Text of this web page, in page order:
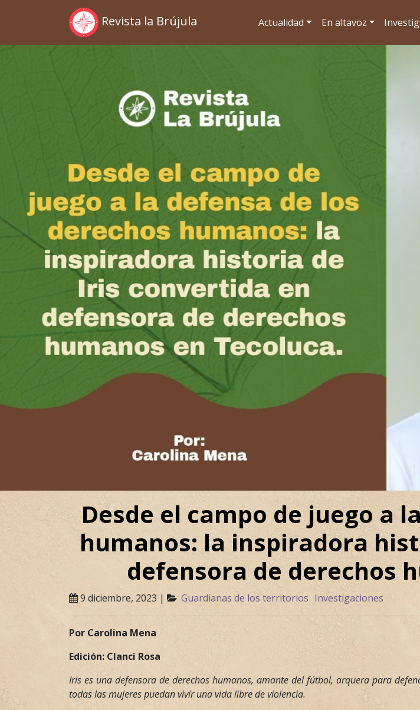
Revista la Brújula Actualidad En altavoz
Desde el campo de juego a
humanos: la inspiradora
defensora de derechos
9 diciembre, 2023 | Guardianas de los territorios Investigaciones
Por Carolina Mena
Edición: Clanci Rosa
Iris es una defensora de derechos humanos, amante del fútbol, arquera para
todas las mujeres puedan vivir una vida libre de violencia.